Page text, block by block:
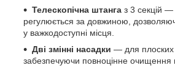
Телескопічна штанга з 3 секцій —
регулюється за довжиною,
у важкодоступні місця.
Дві змінні насадки — для плоских
забезпечуючи повноцінне очищення